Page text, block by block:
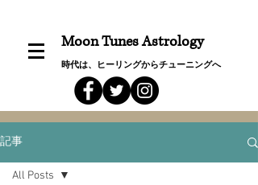
Moon Tunes Astrology
時代は、ヒーリングからチューニングへ
記事
All Posts